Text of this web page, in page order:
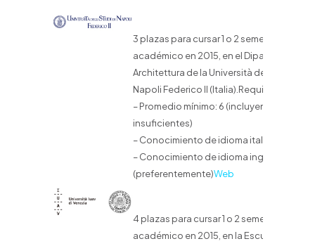
3 plazas para cursar 1 o 2 semestres
académico en 2015, en el Dipartimento di
Architettura de la Università degli Studi di
Napoli Federico II (Italia).Requisitos:
– Promedio mínimo: 6 (incluyendo
insuficientes)
– Conocimiento de idioma italiano
– Conocimiento de idioma inglés
(preferentemente)Web
4 plazas para cursar 1 o 2 semestres
académico en 2015, en la Escuela de